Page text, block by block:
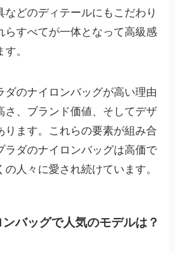
などのディテールにもこだわり
らすべてが一体となって高級感
。
ダのナイロンバッグが高い理由
さ、ブランド価値、そしてデザ
ります。これらの要素が組み合
ラダのナイロンバッグは高価で
人々に愛され続けています。
バッグで人気のモデルは？